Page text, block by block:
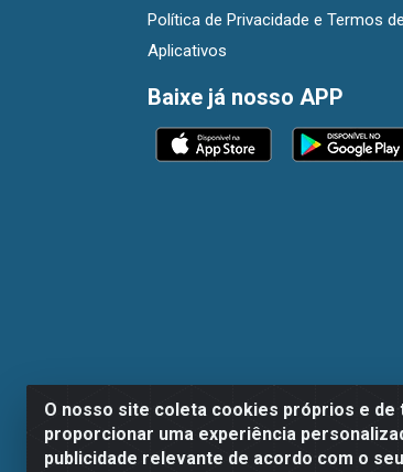
O nosso site coleta cookies próprios e
proporcionar uma experiência
publicidade relevante de acordo com o
Política de Privacidade e Termos
Aplicativos
Baixe já nosso APP
Dispan Distribuidora de